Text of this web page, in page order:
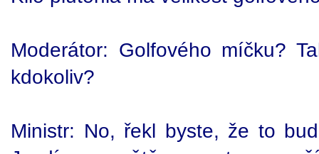
Moderátor: Golfového míčku?
kdokoliv?
Ministr: No, řekl byste, že to